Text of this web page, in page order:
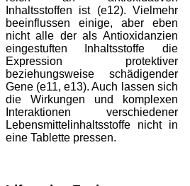
Inhaltsstoffen ist (e12). Vielmehr
beeinflussen einige, aber eben
nicht alle der als Antioxidanzien
eingestuften Inhaltsstoffe die
Expression protektiver
beziehungsweise schädigender
Gene (e11, e13). Auch lassen sich
die Wirkungen und komplexen
Interaktionen verschiedener
Lebensmittelinhaltsstoffe nicht in
eine Tablette pressen.